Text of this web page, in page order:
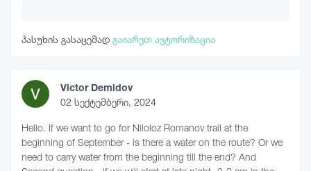
პასუხის გასაცემად გაიარეთ ავტორიზაცია
Victor Demidov
02 სექტემბერი, 2024
Hello. If we want to go for Niloloz Romanov trail at the
beginning of September - is there a water on the route? Or we
need to carry water from the beginning till the end? And